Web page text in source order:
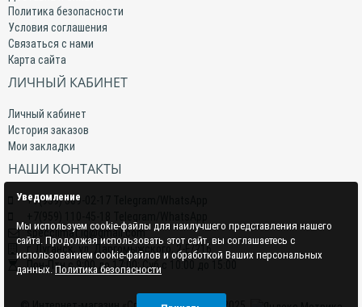
Политика безопасности
Условия соглашения
Связаться с нами
Карта сайта
ЛИЧНЫЙ КАБИНЕТ
Личный кабинет
История заказов
Мои закладки
НАШИ КОНТАКТЫ
+7(959) 509-02-17 Telegram/WhatsApp
specclimat.lg@gmail.com
г. Луганск, ул. Даргомыжского, 2-Е/216
Пон-Птн с 9:00 до 17:00; Суб с 10:00 до 15:00
Уведомление
Мы используем cookie-файлы для наилучшего представления нашего
сайта. Продолжая использовать этот сайт, вы соглашаетесь с
использованием cookie-файлов и обработкой Ваших персональных
данных. Политика безопасности